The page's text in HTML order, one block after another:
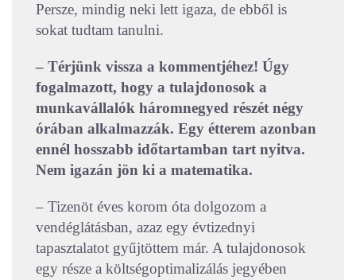
Persze, mindig neki lett igaza, de ebből is
sokat tudtam tanulni.
– Térjünk vissza a kommentjéhez! Úgy
fogalmazott, hogy a tulajdonosok a
munkavállalók háromnegyed részét négy
órában alkalmazzák. Egy étterem azonban
ennél hosszabb időtartamban tart nyitva.
Nem igazán jön ki a matematika.
– Tizenöt éves korom óta dolgozom a
vendéglátásban, azaz egy évtizednyi
tapasztalatot gyűjtöttem már. A tulajdonosok
egy része a költségoptimalizálás jegyében